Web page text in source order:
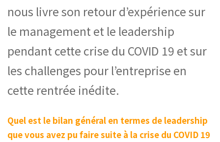
nous livre son retour d’expérience sur
le management et le leadership
pendant cette crise du COVID 19 et sur
les challenges pour l’entreprise en
cette rentrée inédite.
Quel est le bilan général en termes de leadership
que vous avez pu faire suite à la crise du COVID 19